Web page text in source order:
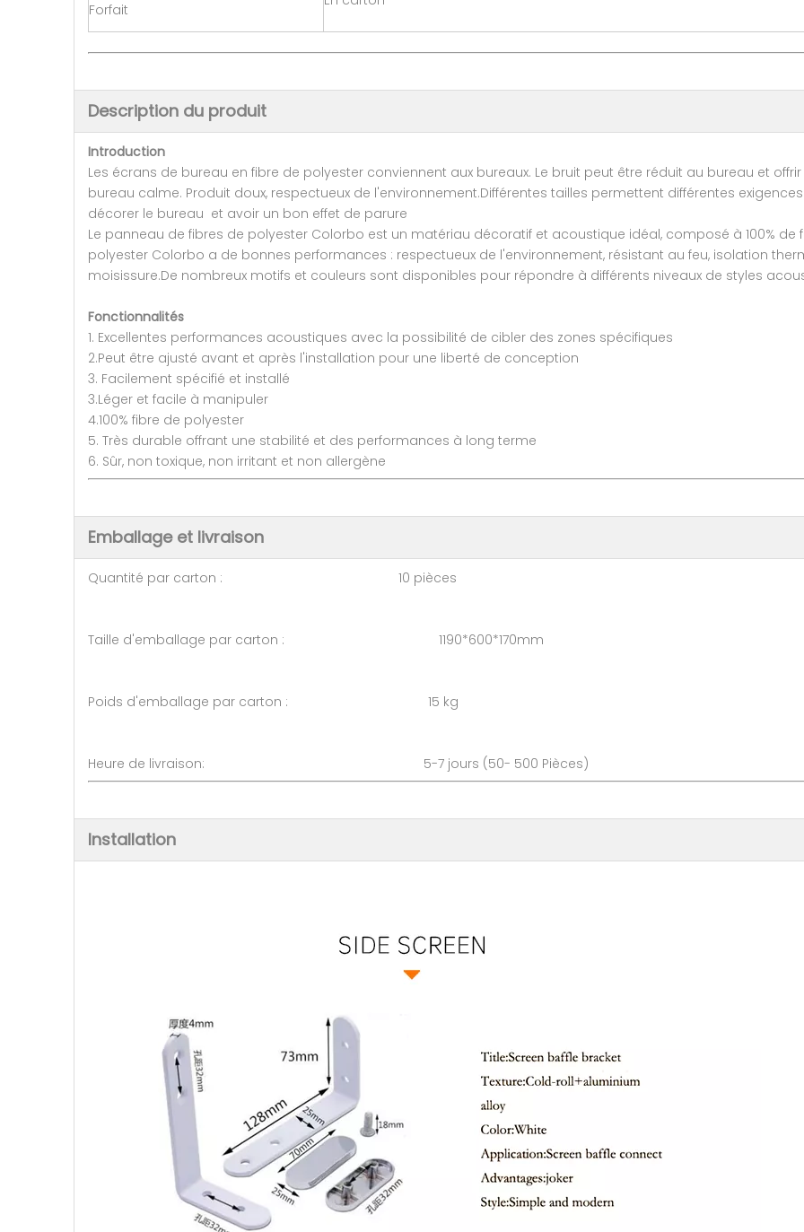
Forfait
Description du produit
Introduction
Les écrans de bureau en fibre de polyester conviennent aux bureaux. Le bruit peut être réduit au bureau et
bureau calme. Produit doux, respectueux de l'environnement.Différentes tailles permettent différentes
décorer le bureau et avoir un bon effet de parure
Le panneau de fibres de polyester Colorbo est un matériau décoratif et acoustique idéal, composé à 100%
polyester Colorbo a de bonnes performances : respectueux de l'environnement, résistant au feu, isolation
moisissure.De nombreux motifs et couleurs sont disponibles pour répondre à différents niveaux de styles
Fonctionnalités
1. Excellentes performances acoustiques avec la possibilité de cibler des zones spécifiques
2.Peut être ajusté avant et après l'installation pour une liberté de conception
3. Facilement spécifié et installé
3.Léger et facile à manipuler
4.100% fibre de polyester
5. Très durable offrant une stabilité et des performances à long terme
6. Sûr, non toxique, non irritant et non allergène
Emballage et livraison
Quantité par carton : 10 pièces
Taille d'emballage par carton : 1190*600*170mm
Poids d'emballage par carton : 15 kg
Heure de livraison: 5-7 jours (50- 500
Installation